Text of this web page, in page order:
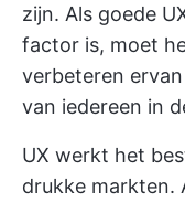
zijn. Als goede
factor is, moet
verbeteren
van iedereen in
UX werkt het
drukke markten.